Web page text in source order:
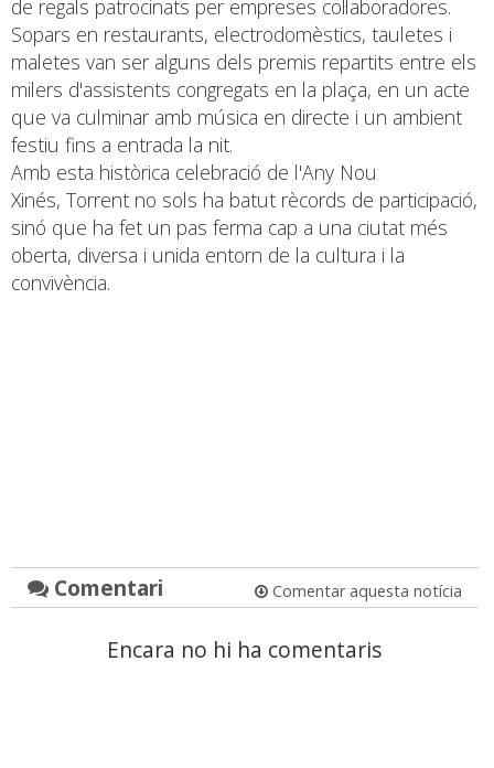
de regals patrocinats per empreses col·laboradores.
Sopars en restaurants, electrodomèstics, tauletes i
maletes van ser alguns dels premis repartits entre els
milers d'assistents congregats en la plaça, en un acte
que va culminar amb música en directe i un ambient
festiu fins a entrada la nit.
Amb esta històrica celebració de l'Any Nou
Xinés, Torrent no sols ha batut rècords de participació,
sinó que ha fet un pas ferma cap a una ciutat més
oberta, diversa i unida entorn de la cultura i la
convivència.
Comentari Comentar aquesta notícia
Encara no hi ha comentaris